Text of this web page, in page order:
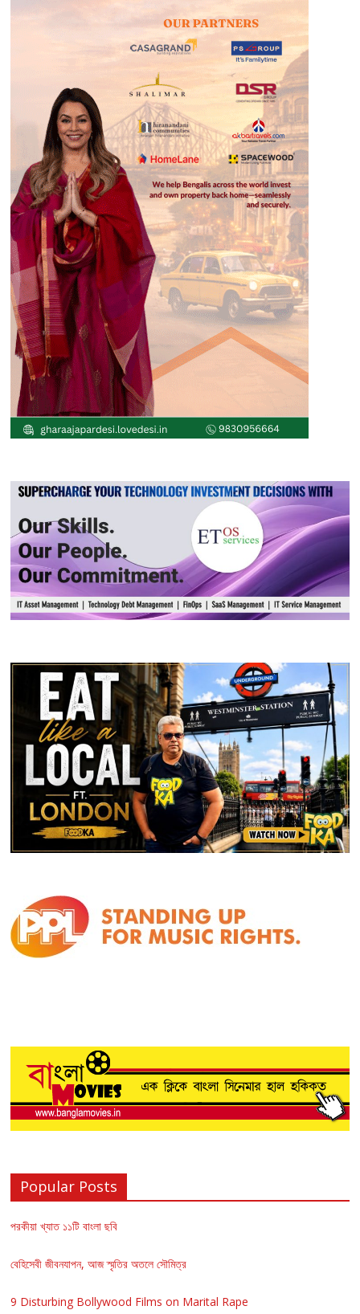
Popular Posts
পরকীয়া খ্যাত ১১টি বাংলা ছবি
বেহিসেবী জীবনযাপন, আজ স্মৃতির অতলে সৌমিত্র
9 Disturbing Bollywood Films on Marital Rape